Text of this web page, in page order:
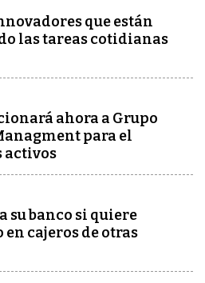
que están
las tareas cotidianas
ahora a Grupo
para el
activos
su banco si quiere
cajeros de otras